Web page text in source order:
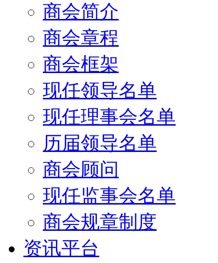
商会简介
商会章程
商会框架
现任领导名单
现任理事会名单
历届领导名单
商会顾问
现任监事会名单
商会规章制度
资讯平台